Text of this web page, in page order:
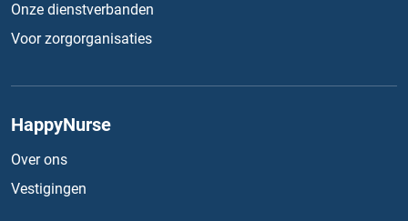
Onze dienstverbanden
Voor zorgorganisaties
HappyNurse
Over ons
Vestigingen